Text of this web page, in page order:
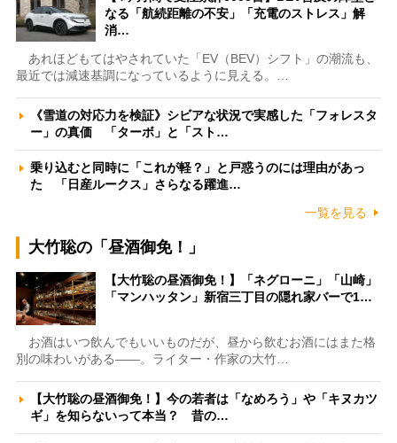
なる「航続距離の不安」「充電のストレス」解
消…
あれほどもてはやされていた「EV（BEV）シフト」の潮流も、
最近では減速基調になっているように見える。…
《雪道の対応力を検証》シビアな状況で実感した「フォレスタ
ー」の真価 「ターボ」と「スト…
乗り込むと同時に「これが軽？」と戸惑うのには理由があっ
た 「日産ルークス」さらなる躍進…
一覧を見る
大竹聡の「昼酒御免！」
【大竹聡の昼酒御免！】「ネグローニ」「山崎」
「マンハッタン」新宿三丁目の隠れ家バーで1…
お酒はいつ飲んでもいいものだが、昼から飲むお酒にはまた格
別の味わいがある――。ライター・作家の大竹…
【大竹聡の昼酒御免！】今の若者は「なめろう」や「キヌカツ
ギ」を知らないって本当？ 昔の…